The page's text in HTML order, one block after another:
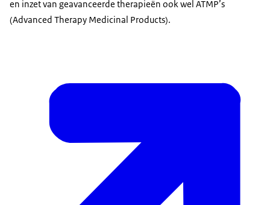
en inzet van geavanceerde therapieën ook wel ATMP’s
(Advanced Therapy Medicinal Products).